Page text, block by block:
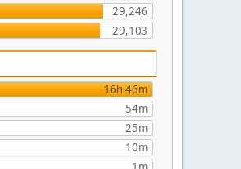
29,246
29,103
16h 46m
54m
25m
10m